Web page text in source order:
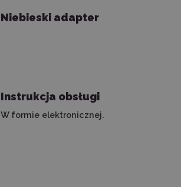
Niebieski adapter
Instrukcja obsługi
W formie elektronicznej.